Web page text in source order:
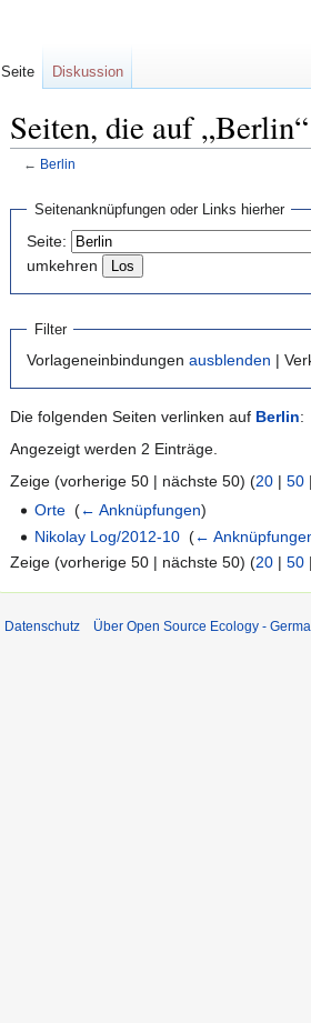
Seiten, die auf
← Berlin
Navigation
springen
springen
Seitenanknüpfungen oder Links hierher
Seite:
umkehren
Filter
Vorlageneinbindungen ausblenden |
Die folgenden Seiten verlinken auf Berlin:
Angezeigt werden 2 Einträge.
Zeige (vorherige 50 | nächste 50) (20 | 50
Orte ‎(← Anknüpfungen)
Nikolay Log/2012-10 ‎(←
Zeige (vorherige 50 | nächste 50) (20 | 50
Seite Diskussion
Datenschutz Über Open Source Ecology -